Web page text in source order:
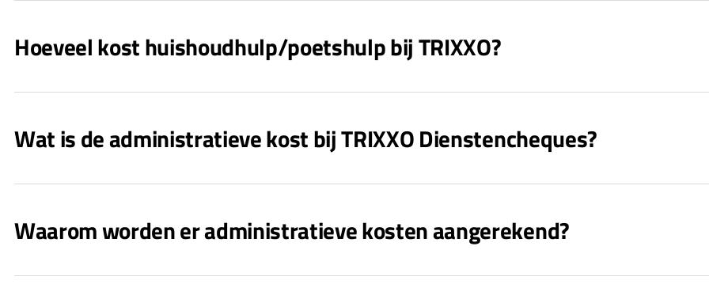
Hoeveel kost huishoudhulp/poetshulp bij TRIXXO?
Wat is de administratieve kost bij TRIXXO Dienstencheques?
Waarom worden er administratieve kosten aangerekend?